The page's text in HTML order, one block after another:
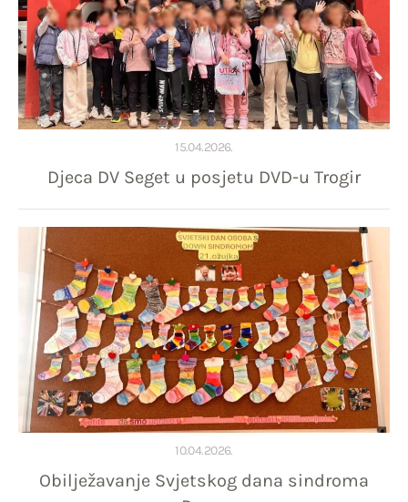
15.04.2026.
Djeca DV Seget u posjetu DVD-u Trogir
10.04.2026.
Obilježavanje Svjetskog dana sindroma